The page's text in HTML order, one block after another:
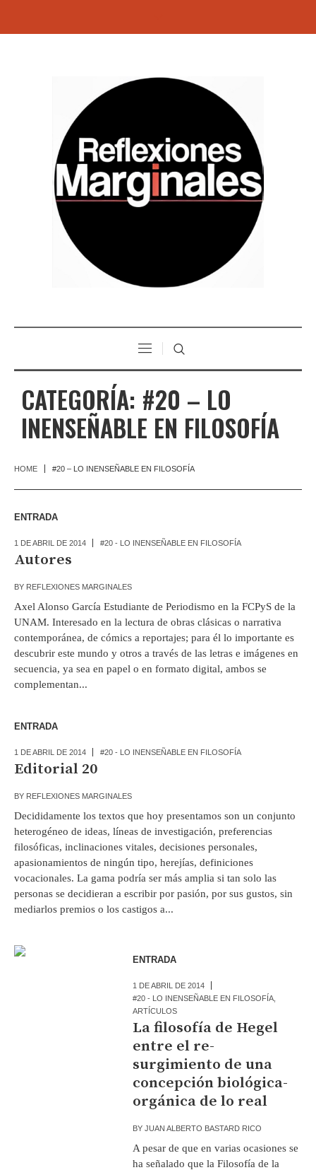
CATEGORÍA: #20 – LO
INENSEÑABLE EN FILOSOFÍA
HOME #20 – LO INENSEÑABLE EN FILOSOFÍA
ENTRADA
1 DE ABRIL DE 2014 #20 - LO INENSEÑABLE EN FILOSOFÍA
Autores
BY REFLEXIONES MARGINALES
Axel Alonso García Estudiante de Periodismo en la FCPyS de la
UNAM. Interesado en la lectura de obras clásicas o narrativa
contemporánea, de cómics a reportajes; para él lo importante es
descubrir este mundo y otros a través de las letras e imágenes en
secuencia, ya sea en papel o en formato digital, ambos se
complementan...
ENTRADA
1 DE ABRIL DE 2014 #20 - LO INENSEÑABLE EN FILOSOFÍA
Editorial 20
BY REFLEXIONES MARGINALES
Decididamente los textos que hoy presentamos son un conjunto
heterogéneo de ideas, líneas de investigación, preferencias
filosóficas, inclinaciones vitales, decisiones personales,
apasionamientos de ningún tipo, herejías, definiciones
vocacionales. La gama podría ser más amplia si tan solo las
personas se decidieran a escribir por pasión, por sus gustos, sin
mediarlos premios o los castigos a...
ENTRADA
1 DE ABRIL DE 2014
#20 - LO INENSEÑABLE EN FILOSOFÍA
ARTÍCULOS
La filosofía de Hegel
entre el re-
surgimiento de una
concepción biológica-
orgánica de lo real
BYJUAN ALBERTO BASTARD RICO
A pesar de que en varias ocasiones se
ha señalado que la Filosofía de la